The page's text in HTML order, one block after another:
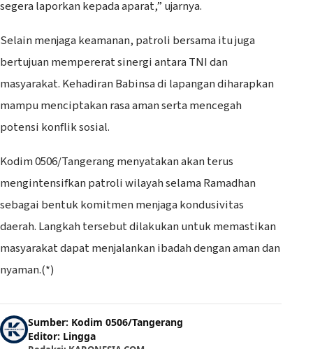
segera laporkan kepada aparat,” ujarnya.
Selain menjaga keamanan, patroli bersama itu juga
bertujuan mempererat sinergi antara TNI dan
masyarakat. Kehadiran Babinsa di lapangan diharapkan
mampu menciptakan rasa aman serta mencegah
potensi konflik sosial.
Kodim 0506/Tangerang menyatakan akan terus
mengintensifkan patroli wilayah selama Ramadhan
sebagai bentuk komitmen menjaga kondusivitas
daerah. Langkah tersebut dilakukan untuk memastikan
masyarakat dapat menjalankan ibadah dengan aman dan
nyaman.(*)
Sumber: Kodim 0506/Tangerang
Editor: Lingga